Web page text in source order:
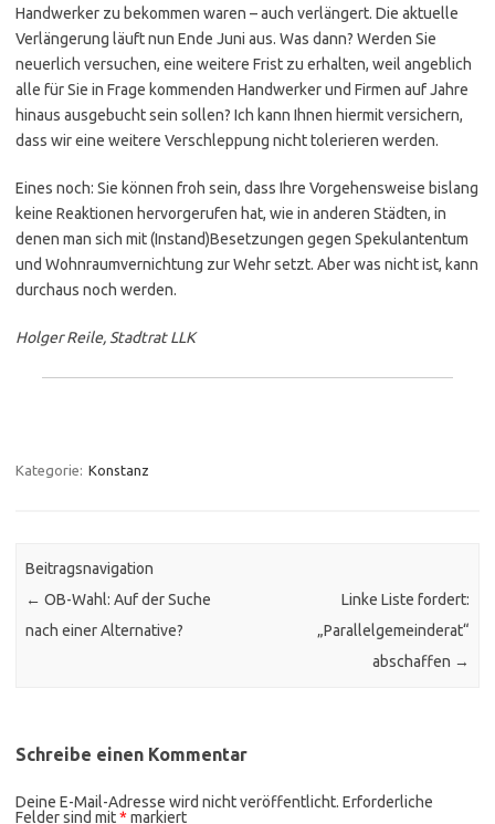
Handwerker zu bekommen waren – auch verlängert. Die aktuelle
Verlängerung läuft nun Ende Juni aus. Was dann? Werden Sie
neuerlich versuchen, eine weitere Frist zu erhalten, weil angeblich
alle für Sie in Frage kommenden Handwerker und Firmen auf Jahre
hinaus ausgebucht sein sollen? Ich kann Ihnen hiermit versichern,
dass wir eine weitere Verschleppung nicht tolerieren werden.
Eines noch: Sie können froh sein, dass Ihre Vorgehensweise bislang
keine Reaktionen hervorgerufen hat, wie in anderen Städten, in
denen man sich mit (Instand)Besetzungen gegen Spekulantentum
und Wohnraumvernichtung zur Wehr setzt. Aber was nicht ist, kann
durchaus noch werden.
Holger Reile, Stadtrat LLK
Kategorie: Konstanz
Beitragsnavigation
← OB-Wahl: Auf der Suche
nach einer Alternative?
Linke Liste fordert:
„Parallelgemeinderat“
abschaffen →
Schreibe einen Kommentar
Deine E-Mail-Adresse wird nicht veröffentlicht. Erforderliche
Felder sind mit* markiert